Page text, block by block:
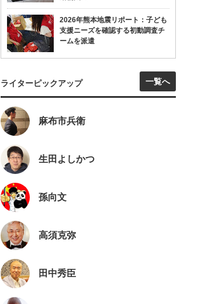
2026年熊本地震リポート：子ども
支援ニーズを確認する初動調査チ
ームを派遣
ライターピックアップ 一覧へ
麻布市兵衛
生田よしかつ
孫向文
高須克弥
田中秀臣